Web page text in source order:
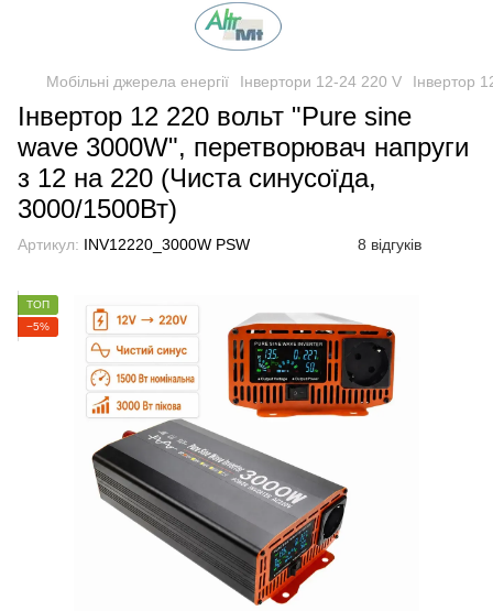
Мобільні джерела енергії Інвертори 12-24 220 V Інвертор
Інвертор 12 220 вольт "Pure sine
wave 3000W", перетворювач напруги
з 12 на 220 (Чиста синусоїда,
3000/1500Вт)
Артикул: INV12220_3000W PSW 8 відгуків
ТОП
−5%